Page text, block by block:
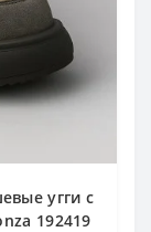
угги с
192419